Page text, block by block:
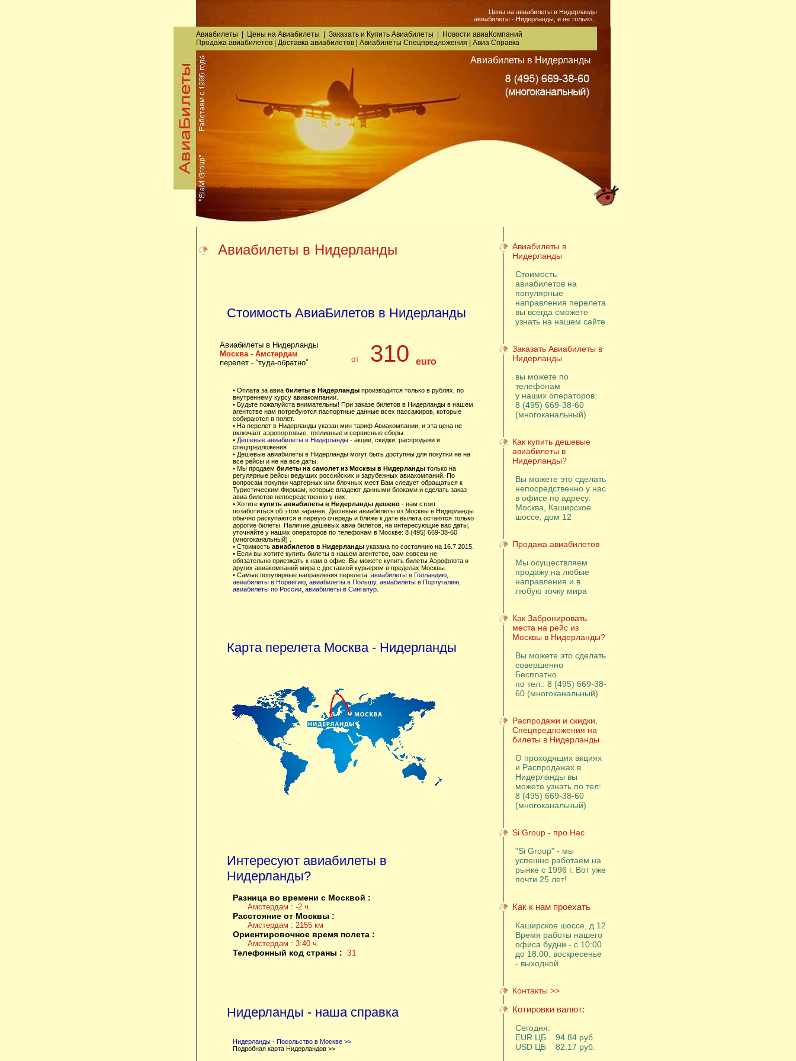
Цены на авиабилеты в Нидерланды
авиабилеты - Нидерланды, и не только...
Авиабилеты Цены на Авиабилеты Заказатьи Купить Авиабилеты
Новости авиаКомпаний
Продажа авиабилетов| Доставка авиабилетов| Авиабилеты Спецпредложения Авиа Справка
Авиабилеты в Нидерланды
Авиабилеты в Нидерланды
Стоимость АвиаБилетов в Нидерланды
Авиабилеты в Нидерланды
Москва - Амстердам
перелет - “туда-обратно”
от 310 euro
• Оплата за авиа билеты в Нидерландыпроизводится только в рублях, по
внутреннему курсу авиакомпании.
• Будьте пожалуйста внимательны! При заказе билетов в Нидерланды в нашем
агентстве нам потребуются паспортные данные всех пассажиров, которые
собираются в полет.
• На перелет в Нидерланды указан мин тариф Авиакомпании, и эта цена не
включает аэропортовые, топливные и сервисные сборы.
• Дешевые авиабилеты в Нидерланды- акции, скидки, распродажи и
спецпредложения
• Дешевые авиабилеты в Нидерланды могут быть доступны для покупки не на
все рейсы и не на все даты.
• Мы продаем билеты на самолет из Москвы в Нидерландытолько на
регулярные рейсы ведущих российских и зарубежных авиакомпаний. По
вопросам покупки чартерных или блочных мест Вам следует обращаться к
Туристическим Фирмам, которые владеют данными блоками и сделать заказ
авиа билетов непосредственно у них.
• Хотите купить авиабилеты в Нидерланды дешево- вам стоит
позаботиться об этом заранее. Дешевые авиабилеты из Москвы в Нидерланды
обычно раскупаются в первую очередь и ближе к дате вылета остаются только
дорогие билеты. Наличие дешевых авиа билетов, на интересующие вас даты,
уточняйте у наших операторов по телефонам в Москве: 8 (495) 669-38-60
(многоканальный) .
• Стоимость авиабилетов в Нидерландыуказана по состоянию на 16.7.2015.
• Если вы хотите купить билеты в нашем агентстве, вам совсем не
обязательно приезжать к нам в офис. Вы можете купить билеты Аэрофлота и
других авиакомпаний мира с доставкой курьером в пределах Москвы.
• Самые популярные направления перелета: авиабилеты в Голландию,
авиабилеты в Норвегию, авиабилеты в Польшу, авиабилеты в Португалию,
авиабилеты по России, авиабилеты в Сингапур.
Карта перелета Москва - Нидерланды
Интересуют авиабилеты в
Нидерланды?
Разница во времени с Москвой :
Амстердам : -2 ч.
Расстояние от Москвы :
Амстердам : 2155 км
Ориентировочное время полета :
Амстердам : 3:40 ч.
Телефонный код страны : 31
Нидерланды - наша справка
Нидерланды - Посольство в Москве >>
Подробная карта Нидерландов >>
Авиабилеты в
Нидерланды
Стоимость
авиабилетов на
популярные
направления перелета
вы всегда сможете
узнать на нашем сайте
Заказать Авиабилеты в
Нидерланды
вы можете по
телефонам
у наших операторов:
8 (495) 669-38-60
(многоканальный)
Как купить дешевые
авиабилеты в
Нидерланды?
Вы можете это сделать
непосредственно у нас
в офисе по адресу:
Москва, Каширское
шоссе, дом 12
Продажа авиабилетов
Мы осуществляем
продажу на любые
направления и в
любую точку мира
Как Забронировать
места на рейс из
Москвы в Нидерланды?
Вы можете это сделать
совершенно
Бесплатно
по тел.: 8 (495) 669-38-
60 (многоканальный)
Распродажи и скидки,
Спецпредложения на
билеты в Нидерланды
О проходящих акциях
и Распродажах в
Нидерланды вы
можете узнать по тел:
8 (495) 669-38-60
(многоканальный)
Si Group - про Нас
"Si Group" - мы
успешно работаем на
рынке с 1996 г. Вот уже
почти 25 лет!
Как к нам проехать
Каширское шоссе, д.12
Время работы нашего
офиса будни - с 10:00
до 18:00, воскресенье
- выходной
Контакты >>
Котировки валют:
Сегодня:
EUR ЦБ 94.84 руб.
USD ЦБ 82.17 руб.